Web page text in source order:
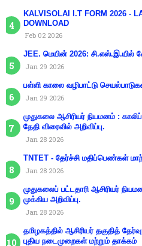
KALVISOLAI I.T FORM 2026 -
DOWNLOAD
Feb 02 2026
JEE. மெயின் 2026: சி.எஸ்.இ.யில்
Jan 29 2026
பள்ளி காலை வழிபாட்டு
Jan 29 2026
முதுகலை ஆசிரியர் நியமனம் :
தேதி விரைவில் அறிவிப்பு.
Jan 28 2026
TNTET - தேர்ச்சி மதிப்பெண்கள்
Jan 28 2026
முதுகலைப் பட்டதாரி ஆசிரியர்
முக்கிய அறிவிப்பு.
Jan 28 2026
தமிழகத்தில் ஆசிரியர் தகுதித்
புதிய நடைமுறைகள் மற்றும் தாக்கம்